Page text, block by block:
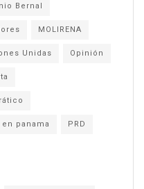
Bernal
MOLIRENA
Unidas Opinión
panama PRD